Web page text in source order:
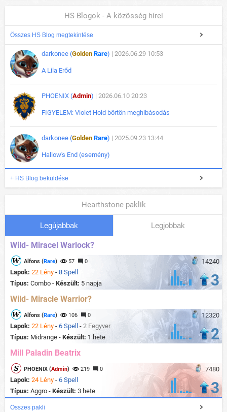
HS Blogok - A közösség hírei
Összes HS Blog megtekintése
darkonee (Golden Rare) | 2026.06.29 10:53
A Lila Erőd
PHOENIX (Admin) | 2026.06.10 20:23
FIGYELEM: Violet Hold börtön meghibásodás
darkonee (Golden Rare) | 2025.09.23 13:44
Hallow's End (esemény)
+ HS Blog beküldése
Hearthstone paklik
Legújabbak Legjobbak
Wild- Miracel Warlock?
14240
Alfons (Rare) 57 0
Lapok: 22 Lény - 8 Spell
Típus: Combo - Készült: 5 napja 3
Wild- Miracle Warrior?
12320
Alfons (Rare) 106 0
Lapok: 22 Lény - 6 Spell - 2 Fegyver
Típus: Midrange - Készült: 1 hete 2
Mill Paladin Beatrix
7480
PHOENIX (Admin) 219 0
Lapok: 24 Lény - 6 Spell
Típus: Aggro - Készült: 3 hete 3
Összes pakli